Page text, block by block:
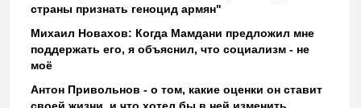
страны признать геноцид армян"
Михаил Новахов: Когда Мамдани предложил мне
поддержать его, я объяснил, что социализм - не
моё
Антон Привольнов - о том, какие оценки он ставит
своей жизни, и что хотел бы в ней изменить